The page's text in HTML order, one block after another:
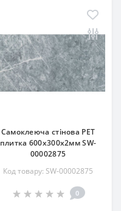
Самоклеюча стінова PET
плитка 600х300х2мм SW-
00002875
Код товару: SW-00002875
0